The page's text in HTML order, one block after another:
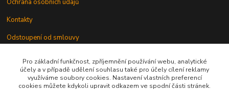
Ochrana osobních údajů
Kontakty
Odstoupení od smlouvy
Pro základní funkčnost, zpříjemnění používání webu, analytické
účely a v případě udělení souhlasu také pro účely cílení reklamy
využíváme soubory cookies. Nastavení vlastních preferencí
cookies můžete kdykoli upravit odkazem ve spodní části stránek.